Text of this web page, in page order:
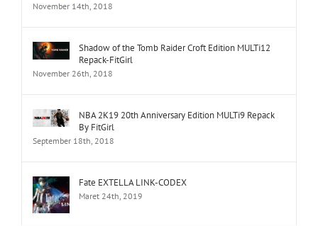
November 14th, 2018
Shadow of the Tomb Raider Croft Edition MULTi12
Repack-FitGirl
November 26th, 2018
NBA 2K19 20th Anniversary Edition MULTi9 Repack
By FitGirl
September 18th, 2018
Fate EXTELLA LINK-CODEX
Maret 24th, 2019